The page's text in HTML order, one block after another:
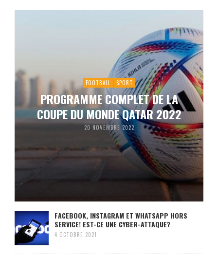
FOOTBALL SPORT
PROGRAMME COMPLET DE LA
COUPE DU MONDE QATAR 2022
20 NOVEMBRE 2022
FACEBOOK, INSTAGRAM ET WHATSAPP HORS
SERVICE! EST-CE UNE CYBER-ATTAQUE?
4 OCTOBRE 2021